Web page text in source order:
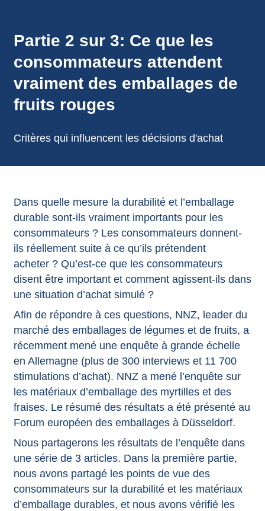
Partie 2 sur 3: Ce que les
consommateurs attendent
vraiment des emballages de
fruits rouges
Critères qui influencent les décisions d'achat
Dans quelle mesure la durabilité et l’emballage
durable sont-ils vraiment importants pour les
consommateurs ? Les consommateurs donnent-
ils réellement suite à ce qu’ils prétendent
acheter ? Qu’est-ce que les consommateurs
disent être important et comment agissent-ils dans
une situation d’achat simulé ?
Afin de répondre à ces questions, NNZ, leader du
marché des emballages de légumes et de fruits, a
récemment mené une enquête à grande échelle
en Allemagne (plus de 300 interviews et 11 700
stimulations d’achat). NNZ a mené l’enquête sur
les matériaux d’emballage des myrtilles et des
fraises. Le résumé des résultats a été présenté au
Forum européen des emballages à Düsseldorf.
Nous partagerons les résultats de l’enquête dans
une série de 3 articles. Dans la première partie,
nous avons partagé les points de vue des
consommateurs sur la durabilité et les matériaux
d’emballage durables, et nous avons vérifié les